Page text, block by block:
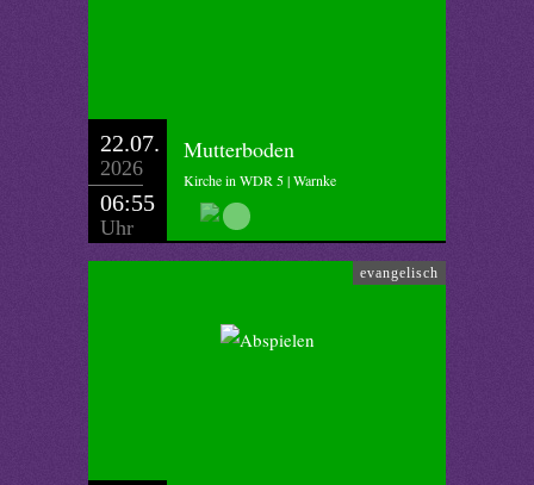
22.07.
2026
06:55
Uhr
Mutterboden
Kirche in WDR 5 | Warnke
evangelisch